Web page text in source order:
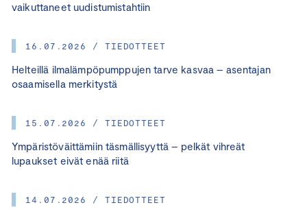
vaikuttaneet uudistumistahtiin
16.07.2026 / TIEDOTTEET
Helteillä ilmalämpöpumppujen tarve kasvaa – asentajan
osaamisella merkitystä
15.07.2026 / TIEDOTTEET
Ympäristöväittämiin täsmällisyyttä – pelkät vihreät
lupaukset eivät enää riitä
14.07.2026 / TIEDOTTEET